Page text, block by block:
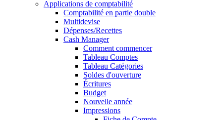
Applications de comptabilité
Comptabilité en partie double
Multidevise
Dépenses/Recettes
Cash Manager
Comment commencer
Tableau Comptes
Tableau Catégories
Soldes d'ouverture
Écritures
Budget
Nouvelle année
Impressions